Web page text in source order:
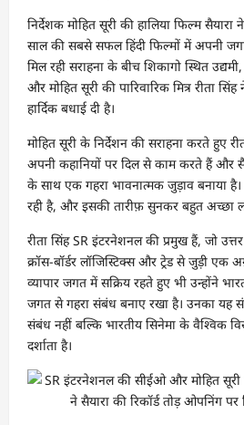
निर्देशक मोहित सूरी की हालिया फिल्म
साल की सबसे सफल हिंदी फिल्मों में अपनी
मिल रही सराहना के बीच शिकागो स्थित
और मोहित सूरी की पारिवारिक मित्र रीता
हार्दिक बधाई दी है।
मोहित सूरी के निर्देशन की सराहना करते हुए
अपनी कहानियों पर दिल से काम करते हैं और
के साथ एक गहरा भावनात्मक जुड़ाव बनाया
रही है, और इसकी तारीफ़ सुनकर बहुत अच्छा
रीता सिंह SR इंटरनेशनल की प्रमुख हैं, जो
क्रॉस-बॉर्डर लॉजिस्टिक्स और ट्रेड से जुड़ी एक
व्यापार जगत में सक्रिय रहते हुए भी उन्होंने
जगत से गहरा संबंध बनाए रखा है। उनका यह
संबंध नहीं बल्कि भारतीय सिनेमा के वैश्विक
दर्शाता है।